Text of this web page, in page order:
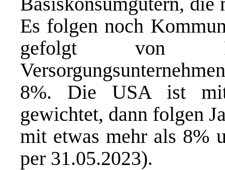
Es folgen noch
gefolgt von
8%. Die USA ist
gewichtet, dann folgen
mit etwas mehr als 8%
per 31.05.2023).